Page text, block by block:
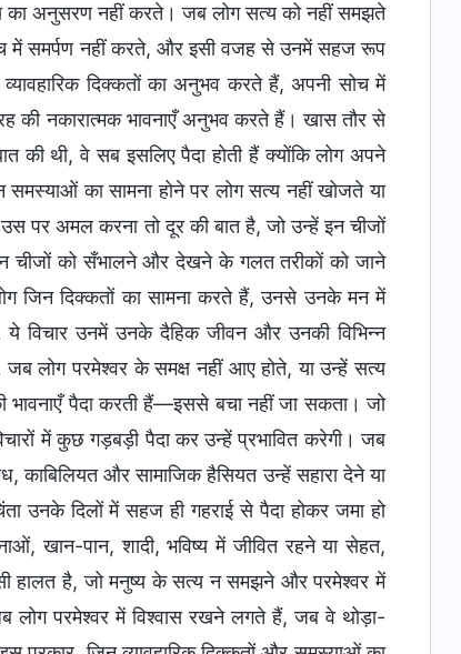
अनुसरण नहीं करते। जब लोग सत्य को नहीं समझते
में समर्पण नहीं करते, और इसी वजह से उनमें सहज रूप
दिक्कतों का अनुभव करते हैं, अपनी सोच में
की नकारात्मक भावनाएँ अनुभव करते हैं। खास तौर से
की थी, वे सब इसलिए पैदा होती हैं क्योंकि लोग अपने
का सामना होने पर लोग सत्य नहीं खोजते या
पर अमल करना तो दूर की बात है, जो उन्हें इन चीजों
चीजों को सँभालने और देखने के गलत तरीकों को जाने
जिन दिक्कतों का सामना करते हैं, उनसे उनके मन में
विचार उनमें उनके दैहिक जीवन और उनकी विभिन्न
लोग परमेश्वर के समक्ष नहीं आए होते, या उन्हें सत्य
भावनाएँ पैदा करती हैं—इससे बचा नहीं जा सकता। जो
में कुछ गड़बड़ी पैदा कर उन्हें प्रभावित करेगी। जब
और सामाजिक हैसियत उन्हें सहारा देने या
उनके दिलों में सहज ही गहराई से पैदा होकर जमा हो
खान-पान, शादी, भविष्य में जीवित रहने या सेहत,
हालत है, जो मनुष्य के सत्य न समझने और परमेश्वर में
लोग परमेश्वर में विश्वास रखने लगते हैं, जब वे थोड़ा-